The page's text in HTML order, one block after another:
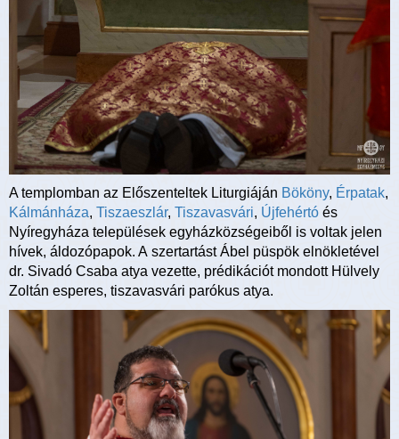
A templomban az Előszenteltek Liturgiáján Bököny, Érpatak,
Kálmánháza, Tiszaeszlár, Tiszavasvári, Újfehértó és
Nyíregyháza települések egyházközségeiből is voltak jelen
hívek, áldozópapok. A szertartást Ábel püspök elnökletével
dr. Sivadó Csaba atya vezette, prédikációt mondott Hülvely
Zoltán esperes, tiszavasvári parókus atya.